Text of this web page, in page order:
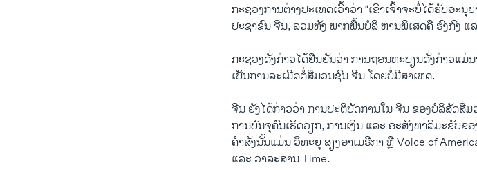
ກະຊວງການຕ່າງປະເທດເວົ້າວ່າ “ເຂົາເຈົ້າຈະບໍ່ໄດ້ຮັບອະ
ປະຊາຊົນ ຈີນ, ລວມທັງ ພາກພື້ນບໍລິ ຫານພິເສດຄື ຮົງກົງ ແລ
ກະຊວງດັ່ງກ່າວໄດ້ຢືນຢັນວ່າ ການຖອນທະບຽນດັ່ງກ່າວແມ່
ເປັນການລະເມີດຕໍ່ສື່ມວນຊົນ ຈີນ ໂດຍບໍ່ມີສາເຫດ.
ຈີນ ຍັງໄດ້ກ່າວວ່າ ການປະຕິບັດການໃນ ຈີນ ຂອງບໍລິສັດສື່
ການບັນຈຸຄົນເຮັດວຽກ, ການເງິນ ແລະ ອະສັງຫາລິມະຊັບ
ຄຳສັ່ງນັ້ນແມ່ນ ວິທະຍຸ ສຽງອາເມຣີກາ ຫຼື Voice of
ແລະ ວາລະສານ Time.